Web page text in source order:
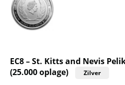
EC8 – St. Kitts and Nevis
(25.000 oplage)
Zilver